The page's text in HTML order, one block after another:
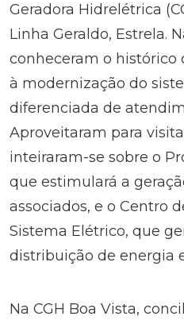
Geradora Hidrelétrica
Linha Geraldo, Estrela.
conheceram o histórico
à modernização do
diferenciada de
Aproveitaram para
inteiraram-se sobre o
que estimulará a
associados, e o Centro
Sistema Elétrico, que
distribuição de energia
Na CGH Boa Vista,